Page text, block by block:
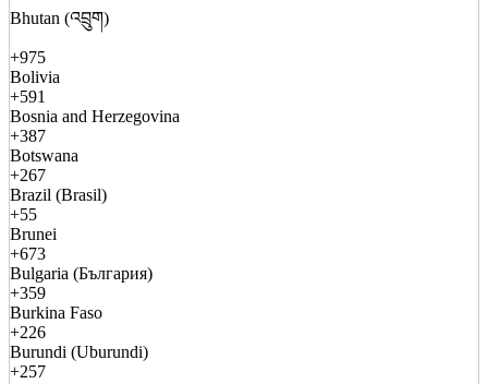
Bhutan (འབྲུག)
+975
Bolivia
+591
Bosnia and Herzegovina
+387
Botswana
+267
Brazil (Brasil)
+55
Brunei
+673
Bulgaria (България)
+359
Burkina Faso
+226
Burundi (Uburundi)
+257